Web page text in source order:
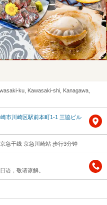
ku, Kawasaki-shi, Kanagawa,
市川崎区駅前本町1-1 三協ビル
急干线 京急川崎站 步行3分钟
语，敬请谅解。